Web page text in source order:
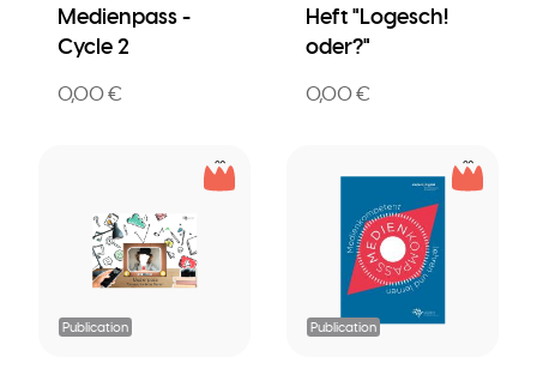
Medienpass -
Cycle 2
0,00 €
Heft "Logesch!
oder?"
0,00 €
Publication Publication